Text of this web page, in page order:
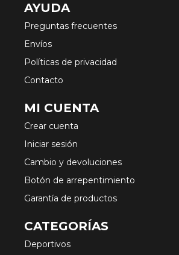
AYUDA
Preguntas frecuentes
Envíos
Políticas de privacidad
Contacto
MI CUENTA
Crear cuenta
Iniciar sesión
Cambio y devoluciones
Botón de arrepentimiento
Garantía de productos
CATEGORÍAS
Deportivos